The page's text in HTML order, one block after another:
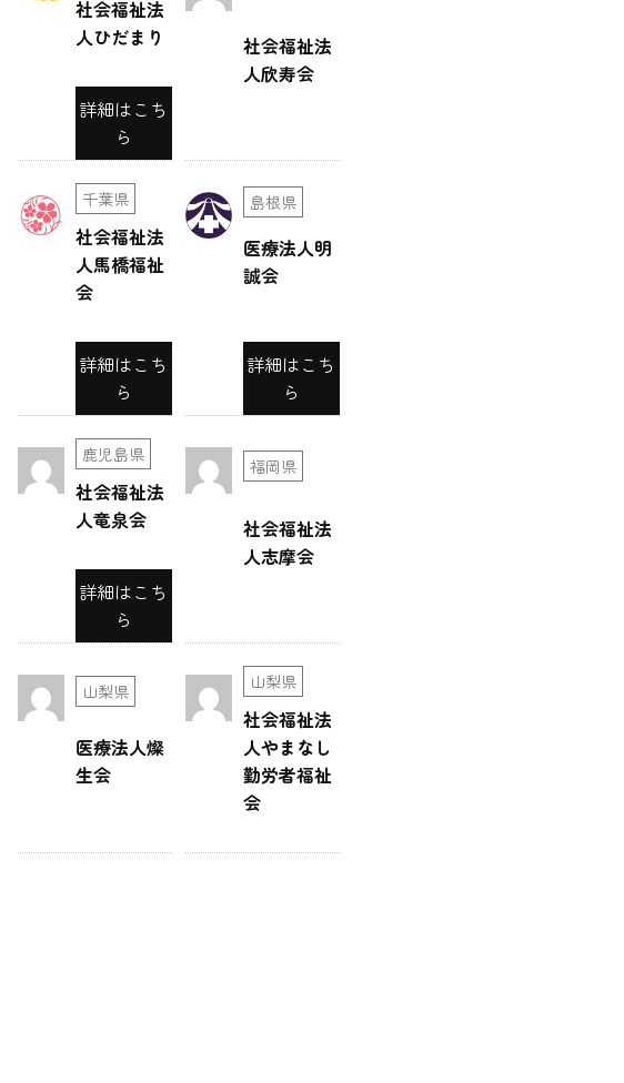
社会福祉法
人ひだまり
詳細はこち
ら
社会福祉法
人欣寿会
千葉県
社会福祉法
人馬橋福祉
会
詳細はこち
ら
島根県
医療法人明
誠会
詳細はこち
ら
鹿児島県
社会福祉法
人竜泉会
詳細はこち
ら
福岡県
社会福祉法
人志摩会
山梨県
医療法人燦
生会
山梨県
社会福祉法
人やまなし
勤労者福祉
会